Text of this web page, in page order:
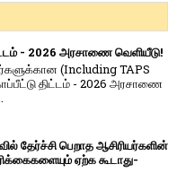
- 2026 அரசாணை வெளியீடு!
(Including TAPS
திட்டம் - 2026 அரசாணை
தேர்ச்சி பெறாத ஆசிரியர்களின்
ஏற்க கூடாது-